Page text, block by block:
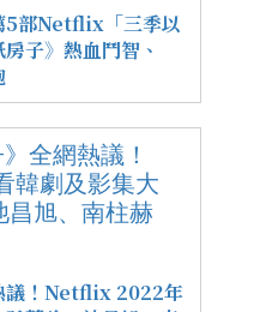
5部Netflix「三季以
子》熱血鬥智、
議！Netflix 2022年